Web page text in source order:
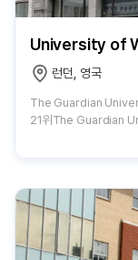
University of
런던, 영국
The Guardian
21위The Guardian